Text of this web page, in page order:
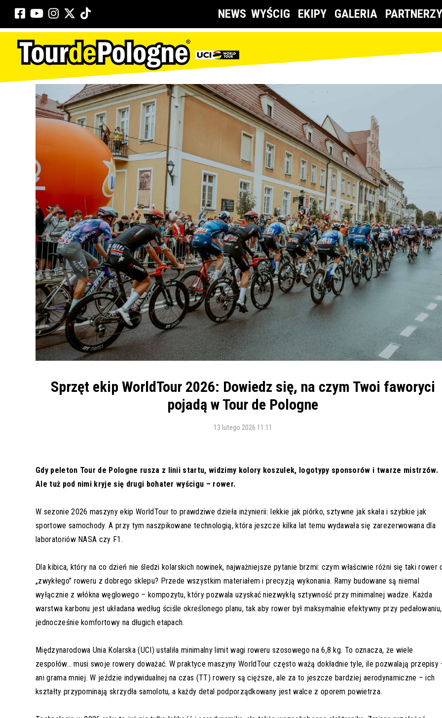
NEWS WYŚCIG EKIPY GALERIA PARTNERZY
Sprzęt ekip WorldTour 2026: Dowiedz się, na czym Twoi faworyci
pojadą w Tour de Pologne
13 lutego 2026 11:11
Gdy peleton Tour de Pologne rusza z linii startu, widzimy kolory koszulek, logotypy sponsorów i twarze mistrzów.
Ale tuż pod nimi kryje się drugi bohater wyścigu – rower.
W sezonie 2026 maszyny ekip WorldTour to prawdziwe dzieła inżynierii: lekkie jak piórko, sztywne jak skała i szybkie jak
sportowe samochody. A przy tym naszpikowane technologią, która jeszcze kilka lat temu wydawała się zarezerwowana dla
laboratoriów NASA czy F1.
Dla kibica, który na co dzień nie śledzi kolarskich nowinek, najważniejsze pytanie brzmi: czym właściwie różni się taki rower
„zwykłego” roweru z dobrego sklepu? Przede wszystkim materiałem i precyzją wykonania. Ramy budowane są niemal
wyłącznie z włókna węglowego – kompozytu, który pozwala uzyskać niezwykłą sztywność przy minimalnej wadze. Każda
warstwa karbonu jest układana według ściśle określonego planu, tak aby rower był maksymalnie efektywny przy
jednocześnie komfortowy na długich etapach.
Międzynarodowa Unia Kolarska (UCI) ustaliła minimalny limit wagi roweru szosowego na 6,8 kg. To oznacza, że wiele
zespołów… musi swoje rowery doważać. W praktyce maszyny WorldTour często ważą dokładnie tyle, ile pozwalają przepisy
ani grama mniej. W jeździe indywidualnej na czas (TT) rowery są cięższe, ale za to jeszcze bardziej aerodynamiczne – ich
kształty przypominają skrzydła samolotu, a każdy detal podporządkowany jest walce z oporem powietrza.